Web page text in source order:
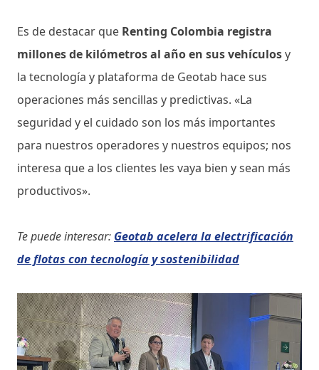
Es de destacar que Renting Colombia registra
millones de kilómetros al año en sus vehículosy
la tecnología y plataforma de Geotab hace sus
operaciones más sencillas y predictivas. «La
seguridad y el cuidado son los más importantes
para nuestros operadores y nuestros equipos; nos
interesa que a los clientes les vaya bien y sean más
productivos».
Te puede interesar: Geotab acelera la electrificación
de flotas con tecnología y sostenibilidad